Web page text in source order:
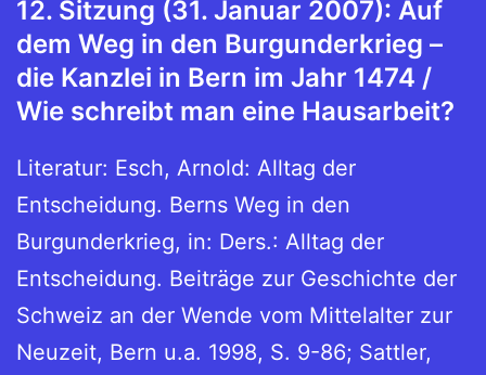
12. Sitzung (31. Januar 2007): Auf
dem Weg in den Burgunderkrieg –
die Kanzlei in Bern im Jahr 1474 /
Wie schreibt man eine Hausarbeit?
Literatur: Esch, Arnold: Alltag der
Entscheidung. Berns Weg in den
Burgunderkrieg, in: Ders.: Alltag der
Entscheidung. Beiträge zur Geschichte der
Schweiz an der Wende vom Mittelalter zur
Neuzeit, Bern u.a. 1998, S. 9-86; Sattler,